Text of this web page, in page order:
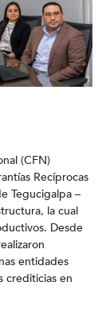
(CFN)
Recíprocas
Tegucigalpa –
la cual
Desde
entidades
crediticias en